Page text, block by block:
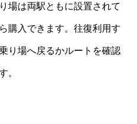
場は両駅ともに設置されて
購入できます。往復利用す
り場へ戻るかルートを確認
。